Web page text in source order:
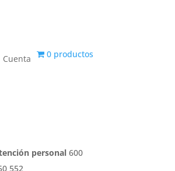
Cuenta 0 productos
personal 600
552